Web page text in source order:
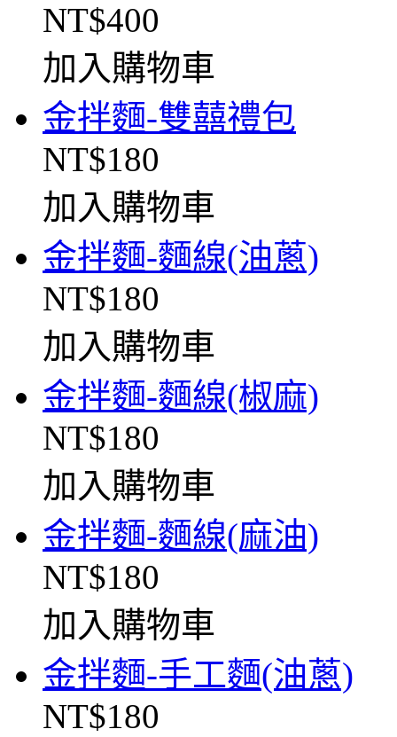
NT$400
加入購物車
金拌麵-雙囍禮包
NT$180
加入購物車
金拌麵-麵線(油蔥)
NT$180
加入購物車
金拌麵-麵線(椒麻)
NT$180
加入購物車
金拌麵-麵線(麻油)
NT$180
加入購物車
金拌麵-手工麵(油蔥)
NT$180